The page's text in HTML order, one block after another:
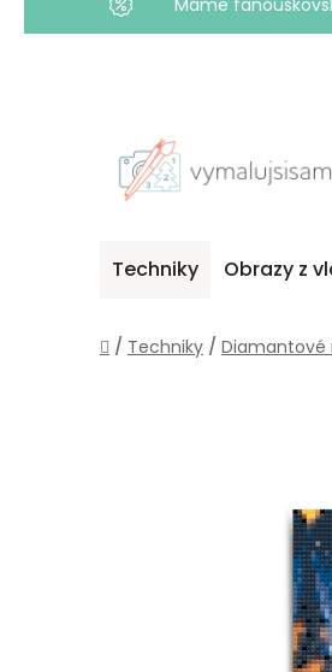
Máme
Techniky Obrazy z
Domů
/ Techniky / Diamantové